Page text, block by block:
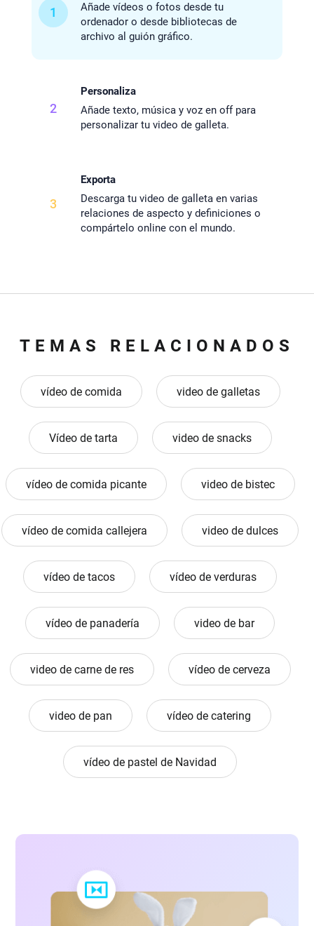
1
Añade vídeos o fotos desde tu
ordenador o desde bibliotecas de
archivo al guión gráfico.
2
Personaliza
Añade texto, música y voz en off para
personalizar tu video de galleta.
3
Exporta
Descarga tu video de galleta en varias
relaciones de aspecto y definiciones o
compártelo online con el mundo.
TEMAS RELACIONADOS
vídeo de comida video de galletas
Vídeo de tarta video de snacks
vídeo de comida picante video de bistec
vídeo de comida callejera video de dulces
vídeo de tacos vídeo de verduras
vídeo de panadería video de bar
video de carne de res vídeo de cerveza
video de pan vídeo de catering
vídeo de pastel de Navidad